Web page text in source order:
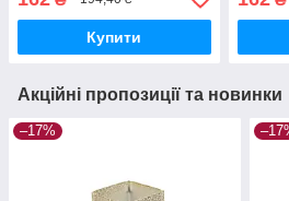
Купити
Акційні пропозиції та новинки
–17%